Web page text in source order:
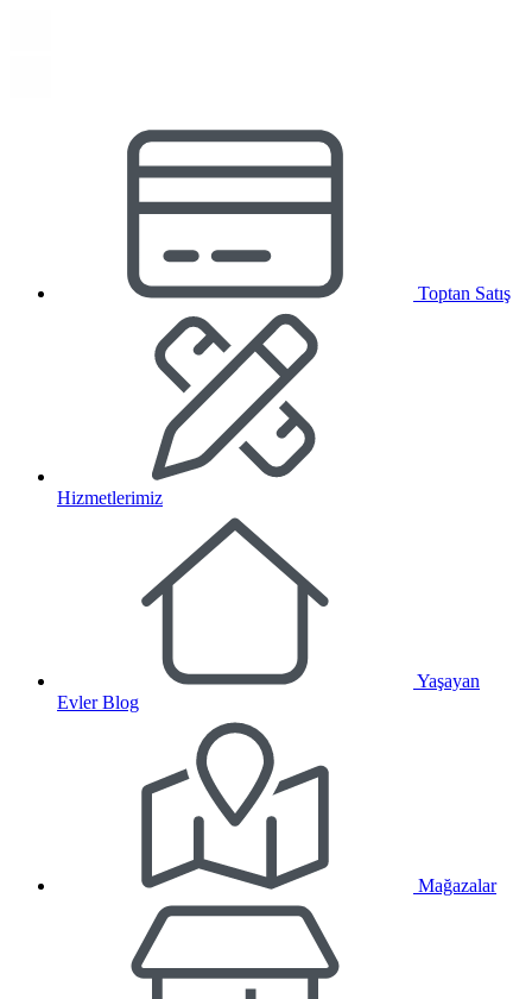
Toptan Satış
Hizmetlerimiz
Yaşayan
Evler Blog
Mağazalar